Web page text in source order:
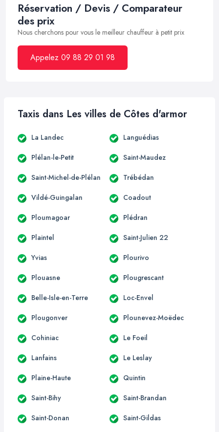
Réservation / Devis / Comparateur
des prix
Nous cherchons pour vous le meilleur chauffeur à petit prix
Appelez 09 88 29 01 98
Taxis dans Les villes de Côtes d'armor
La Landec Languédias
Plélan-le-Petit Saint-Maudez
Saint-Michel-de-Plélan Trébédan
Vildé-Guingalan Coadout
Ploumagoar Plédran
Plaintel Saint-Julien 22
Yvias Plourivo
Plouasne Plougrescant
Belle-Isle-en-Terre Loc-Envel
Plougonver Plounevez-Moëdec
Cohiniac Le Foeil
Lanfains Le Leslay
Plaine-Haute Quintin
Saint-Bihy Saint-Brandan
Saint-Donan Saint-Gildas